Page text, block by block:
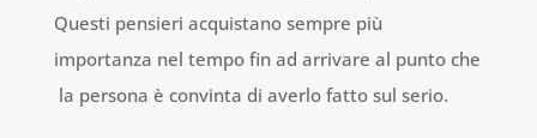
Questi pensieri acquistano sempre più
importanza nel tempo fin ad arrivare al punto che
la persona è convinta di averlo fatto sul serio.